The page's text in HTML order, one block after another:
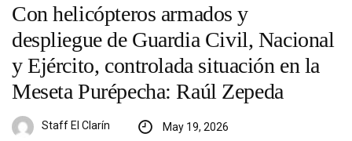
Con helicópteros armados y
despliegue de Guardia Civil, Nacional
y Ejército, controlada situación en la
Meseta Purépecha: Raúl Zepeda
Staff El Clarín May 19, 2026